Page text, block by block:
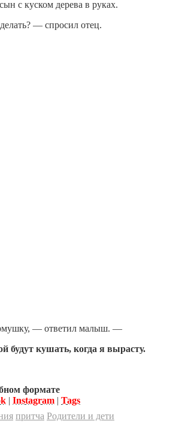
с куском дерева в руках.
— спросил отец.
— ответил малыш. —
будут кушать, когда я вырасту.
формате
| Instagram | Tags
притча Родители и дети